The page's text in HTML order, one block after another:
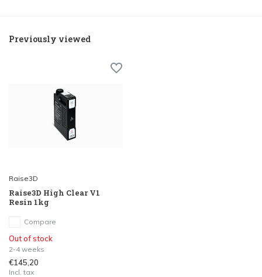
Previously viewed
Raise3D
Raise3D High Clear V1
Resin 1kg
Compare
Out of stock
2-4 weeks
€145,20
Incl. tax